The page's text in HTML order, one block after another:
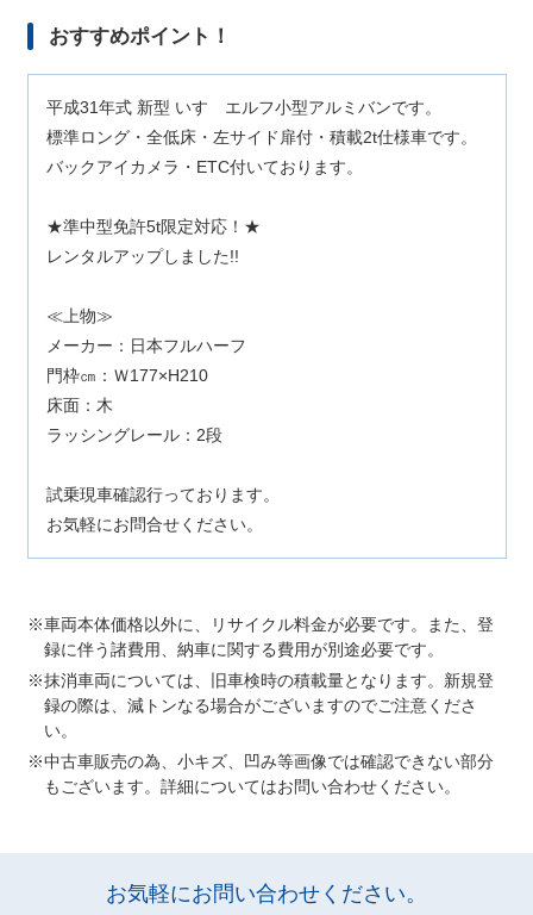
おすすめポイント！
平成31年式 新型 いすゞエルフ小型アルミバンです。
標準ロング・全低床・左サイド扉付・積載2t仕様車です。
バックアイカメラ・ETC付いております。
★準中型免許5t限定対応！★
レンタルアップしました!!
≪上物≫
メーカー：日本フルハーフ
門枠㎝：Ｗ177×H210
床面：木
ラッシングレール：2段
試乗現車確認行っております。
お気軽にお問合せください。
車両本体価格以外に、リサイクル料金が必要です。また、登
録に伴う諸費用、納車に関する費用が別途必要です。
抹消車両については、旧車検時の積載量となります。新規登
録の際は、減トンなる場合がございますのでご注意くださ
い。
中古車販売の為、小キズ、凹み等画像では確認できない部分
もございます。詳細についてはお問い合わせください。
お気軽にお問い合わせください。